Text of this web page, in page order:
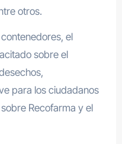
otros.
el
sobre el
para los ciudadanos
Recofarma y el